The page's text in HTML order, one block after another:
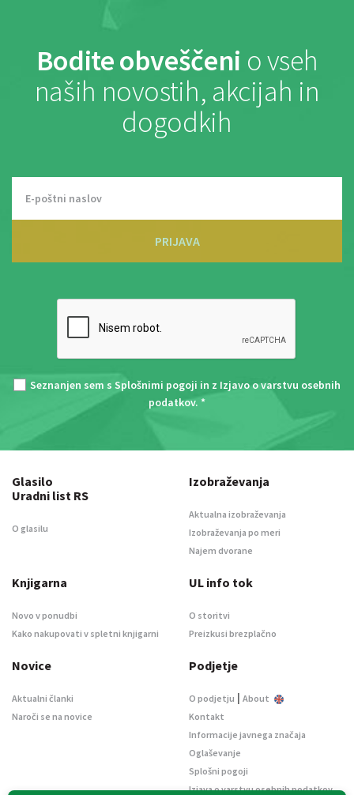
Bodite obveščeni o vseh
naših novostih, akcijah in
dogodkih
PRIJAVA
Seznanjen sem s Splošnimi pogoji in z Izjavo o varstvu osebnih
podatkov. *
Glasilo
Uradni list RS
O glasilu
Izobraževanja
Aktualna izobraževanja
Izobraževanja po meri
Najem dvorane
Knjigarna
Novo v ponudbi
Kako nakupovati v spletni knjigarni
UL info tok
O storitvi
Preizkusi brezplačno
Novice
Aktualni članki
Naroči se na novice
Podjetje
O podjetju | About
Kontakt
Informacije javnega značaja
Oglaševanje
Splošni pogoji
Izjava o varstvu osebnih podatkov